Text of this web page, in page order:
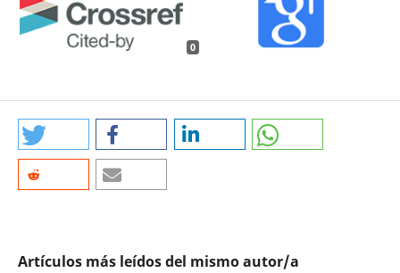
0
Artículos más leídos del mismo autor/a